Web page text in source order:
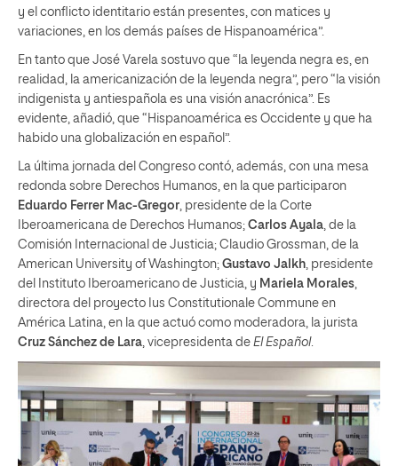
y el conflicto identitario están presentes, con matices y
variaciones, en los demás países de Hispanoamérica”.
En tanto que José Varela sostuvo que “la leyenda negra es, en
realidad, la americanización de la leyenda negra”, pero “la visión
indigenista y antiespañola es una visión anacrónica”. Es
evidente, añadió, que “Hispanoamérica es Occidente y que ha
habido una globalización en español”.
La última jornada del Congreso contó, además, con una mesa
redonda sobre Derechos Humanos, en la que participaron
Eduardo Ferrer Mac-Gregor, presidente de la Corte
Iberoamericana de Derechos Humanos; Carlos Ayala, de la
Comisión Internacional de Justicia; Claudio Grossman, de la
American University of Washington; Gustavo Jalkh, presidente
del Instituto Iberoamericano de Justicia, y Mariela Morales,
directora del proyecto Ius Constitutionale Commune en
América Latina, en la que actuó como moderadora, la jurista
Cruz Sánchez de Lara, vicepresidenta de El Español.